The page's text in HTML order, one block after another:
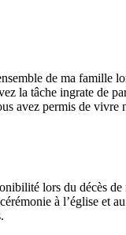
de ma
la tâche ingrate de
avez permis de vivre
lors du décès
à l’église et